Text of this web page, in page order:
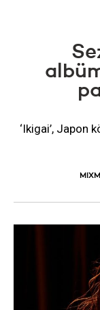
‘Ikigai’, Japon